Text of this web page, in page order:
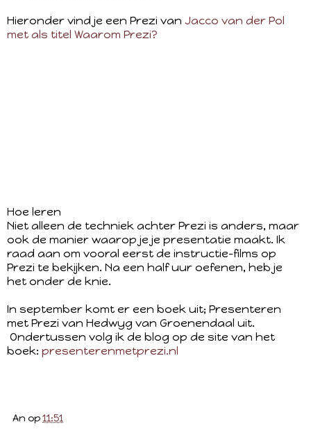
Hieronder vind je een Prezi van Jacco van der Pol
met als titel Waarom Prezi?
Hoe leren
Niet alleen de techniek achter Prezi is anders, maar
ook de manier waarop je je presentatie maakt. Ik
raad aan om vooral eerst de instructie-films op
Prezi te bekijken. Na een half uur oefenen, heb je
het onder de knie.
In september komt er een boek uit; Presenteren
met Prezi van Hedwyg van Groenendaal uit.
Ondertussen volg ik de blog op de site van het
boek: presenterenmetprezi.nl
An op11:51